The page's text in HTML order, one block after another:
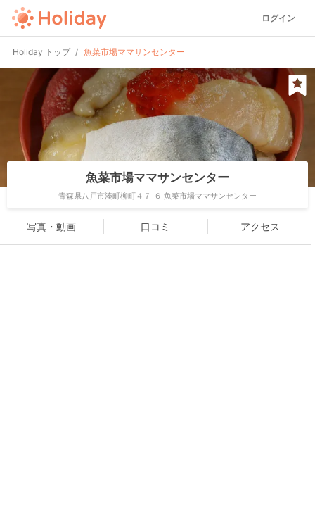
ログイン
Holiday トップ 魚菜市場ママサンセンター
魚菜市場ママサンセンター
青森県八戸市湊町柳町４７-６ 魚菜市場ママサンセンター
写真・動画 口コミ アクセス